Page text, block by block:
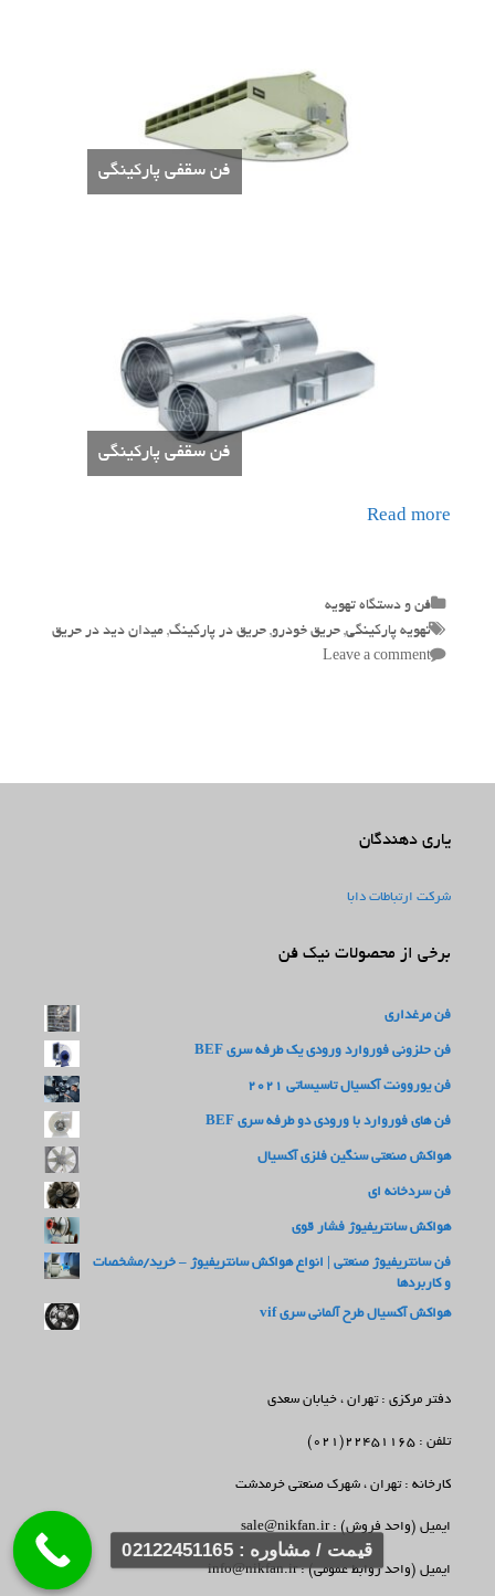
فن سقفی پارکینگی
فن سقفی پارکینگی
Read more
Categories
فن و دستگاه تهویه
Tags
تهویه پارکینگی, حریق خودرو, حریق در پارکینگ, میدان دید در حریق
Leave a comment
یاری دهندگان
شرکت ارتباطات دابا
برخی از محصولات نیک فن
فن مرغداری
فن حلزونی فوروارد ورودی یک طرفه سری BEF
فن یوروونت آکسیال تاسیساتی 2021
فن های فوروارد با ورودی دو طرفه سری BEF
هواکش صنعتی سنگین فلزی آکسیال
فن سردخانه ای
هواکش سانتریفیوژ فشار قوی
فن سانتریفیوژ صنعتی | انواع هواکش سانتریفیوژ – خرید/مشخصات
و کاربردها
هواکش آکسیال طرح آلمانی سری vif
دفتر مرکزی : تهران ، خیابان سعدی
تلفن : 22451165(021)
کارخانه : تهران ، شهرک صنعتی خرمدشت
ایمیل (واحد فروش) : sale@nikfan.ir
ایمیل (واحد روابط عمومی) : info@nikfan.ir
قیمت / مشاوره : 02122451165